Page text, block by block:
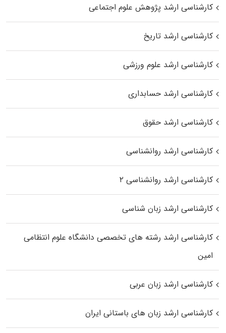
کارشناسی ارشد پژوهش علوم اجتماعی
کارشناسی ارشد تاریخ
کارشناسی ارشد علوم ورزشی
کارشناسی ارشد حسابداری
کارشناسی ارشد حقوق
کارشناسی ارشد روانشناسی
کارشناسی ارشد روانشناسی ۲
کارشناسی ارشد زبان شناسی
کارشناسی ارشد رﺷﺘﻪ ﻫﺎی تخصصی داﻧﺸﮕﺎه ﻋﻠﻮم انتظامی
اﻣﻴﻦ
کارشناسی ارشد زبان عربی
کارشناسی ارشد زبان‌ های باستانی ایران